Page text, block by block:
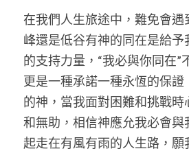
在我們人生旅途中，難免會遇
峰還是低谷有神的同在是給予
的支持力量，“我必與你同在”
更是一種承諾一種永恆的保證
的神，當我面對困難和挑戰時
和無助，相信神應允我必會與
起走在有風有雨的人生路，願